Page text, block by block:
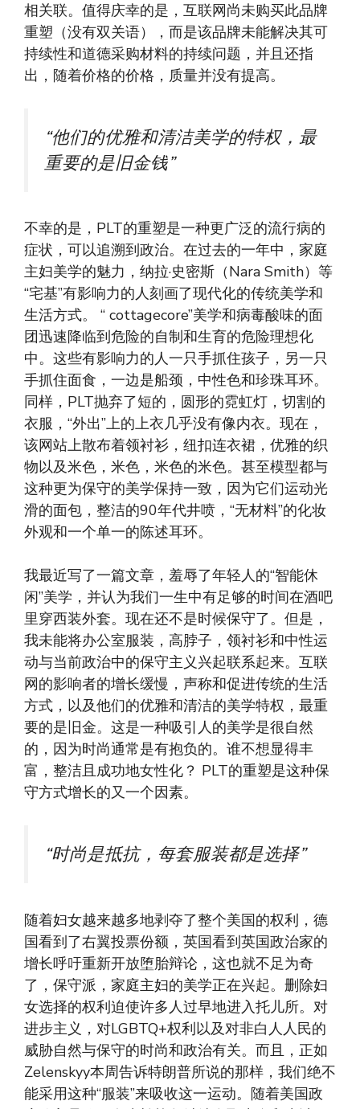
相关联。值得庆幸的是，互联网尚未购买此品牌
重塑（没有双关语），而是该品牌未能解决其可
持续性和道德采购材料的持续问题，并且还指
出，随着价格的价格，质量并没有提高。
“他们的优雅和清洁美学的特权，最
重要的是旧金钱”
不幸的是，PLT的重塑是一种更广泛的流行病的
症状，可以追溯到政治。在过去的一年中，家庭
主妇美学的魅力，纳拉·史密斯（Nara Smith）等
“宅基”有影响力的人刻画了现代化的传统美学和
生活方式。 “ cottagecore”美学和病毒酸味的面
团迅速降临到危险的自制和生育的危险理想化
中。这些有影响力的人一只手抓住孩子，另一只
手抓住面食，一边是船颈，中性色和珍珠耳环。
同样，PLT抛弃了短的，圆形的霓虹灯，切割的
衣服，“外出”上的上衣几乎没有像内衣。现在，
该网站上散布着领衬衫，纽扣连衣裙，优雅的织
物以及米色，米色，米色的米色。甚至模型都与
这种更为保守的美学保持一致，因为它们运动光
滑的面包，整洁的90年代井喷，“无材料”的化妆
外观和一个单一的陈述耳环。
我最近写了一篇文章，羞辱了年轻人的“智能休
闲”美学，并认为我们一生中有足够的时间在酒吧
里穿西装外套。现在还不是时候保守了。但是，
我未能将办公室服装，高脖子，领衬衫和中性运
动与当前政治中的保守主义兴起联系起来。互联
网的影响者的增长缓慢，声称和促进传统的生活
方式，以及他们的优雅和清洁的美学特权，最重
要的是旧金。这是一种吸引人的美学是很自然
的，因为时尚通常是有抱负的。谁不想显得丰
富，整洁且成功地女性化？ PLT的重塑是这种保
守方式增长的又一个因素。
“时尚是抵抗，每套服装都是选择”
随着妇女越来越多地剥夺了整个美国的权利，德
国看到了右翼投票份额，英国看到英国政治家的
增长呼吁重新开放堕胎辩论，这也就不足为奇
了，保守派，家庭主妇的美学正在兴起。删除妇
女选择的权利迫使许多人过早地进入托儿所。对
进步主义，对LGBTQ+权利以及对非白人人民的
威胁自然与保守的时尚和政治有关。而且，正如
Zelenskyy本周告诉特朗普所说的那样，我们绝不
能采用这种“服装”来吸收这一运动。随着美国政